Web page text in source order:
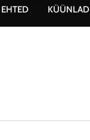
EHTED KÜÜNLAD